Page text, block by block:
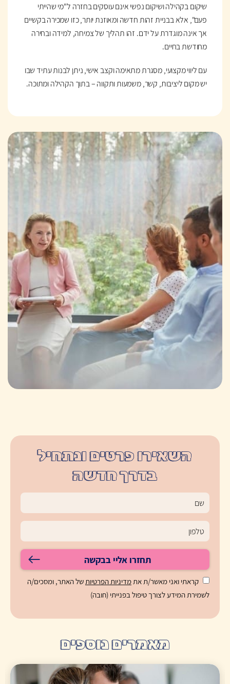
שיקום בקהילה ושיקום נפשי אינם עוסקים בחזרה ל"מי שהייתי
פעם", אלא בבניית זהות חדשה ומאוזנת יותר, כזו שמכירה בקשיים
אך אינה מוגדרת על ידם. זהו תהליך של צמיחה, למידה ובחירה
מחודשת בחיים.
עם ליווי מקצועי, מסגרת מתאימה וקצב אישי, ניתן לבנות עתיד שבו
יש מקום ליציבות, קשר, משמעות ותקווה – בתוך הקהילה ומתוכה.
השאירו פרטים ונתחיל
בדרך חדשה
תחזרו אליי בבקשה
קראתי ואני מאשר/ת אתמדיניות הפרטיותשל האתר, ומסכים/ה
לשמירת המידע לצורך טיפול בפנייתי (חובה)
מאמרים נוספים